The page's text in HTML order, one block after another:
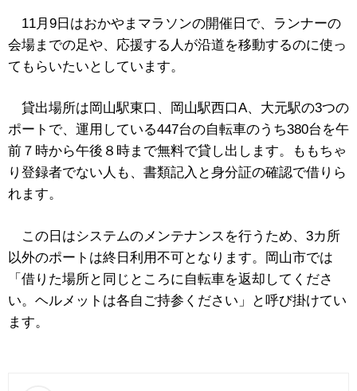
11月9日はおかやまマラソンの開催日で、ランナーの
会場までの足や、応援する人が沿道を移動するのに使っ
てもらいたいとしています。
貸出場所は岡山駅東口、岡山駅西口A、大元駅の3つの
ポートで、運用している447台の自転車のうち380台を午
前７時から午後８時まで無料で貸し出します。ももちゃ
り登録者でない人も、書類記入と身分証の確認で借りら
れます。
この日はシステムのメンテナンスを行うため、3カ所
以外のポートは終日利用不可となります。岡山市では
「借りた場所と同じところに自転車を返却してくださ
い。ヘルメットは各自ご持参ください」と呼び掛けてい
ます。